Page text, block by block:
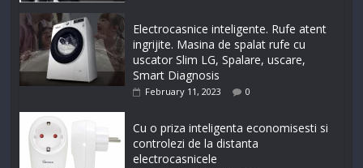
Electrocasnice inteligente. Rufe atent
ingrijite. Masina de spalat rufe cu
uscator Slim LG, Spalare, uscare,
Smart Diagnosis
February 11, 2023 0
Cu o priza inteligenta economisesti si
controlezi de la distanta
electrocasnicele